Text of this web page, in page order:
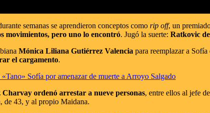
semanas se aprendieron conceptos como rip off, un
movimientos, pero uno lo encontró. Jugó la suerte: Ratkovic
Mónica Liliana Gutiérrez Valencia para reemplazar a
el cargamento.
Sofía por amenazar de muerte a Arroyo Salgado
ordenó arrestar a nueve personas, entre ellos al jefe
de 43, y al propio Maidana.